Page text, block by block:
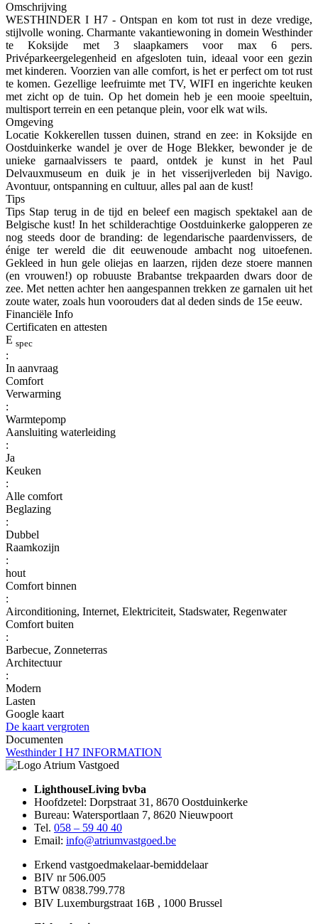
Omschrijving
WESTHINDER I H7 - Ontspan en kom tot rust in deze vredige,
stijlvolle woning. Charmante vakantiewoning in domein Westhinder
te Koksijde met 3 slaapkamers voor max 6 pers.
Privéparkeergelegenheid en afgesloten tuin, ideaal voor een gezin
met kinderen. Voorzien van alle comfort, is het er perfect om tot rust
te komen. Gezellige leefruimte met TV, WIFI en ingerichte keuken
met zicht op de tuin. Op het domein heb je een mooie speeltuin,
multisport terrein en een petanque plein, voor elk wat wils.
Omgeving
Locatie Kokkerellen tussen duinen, strand en zee: in Koksijde en
Oostduinkerke wandel je over de Hoge Blekker, bewonder je de
unieke garnaalvissers te paard, ontdek je kunst in het Paul
Delvauxmuseum en duik je in het visserijverleden bij Navigo.
Avontuur, ontspanning en cultuur, alles pal aan de kust!
Tips
Tips Stap terug in de tijd en beleef een magisch spektakel aan de
Belgische kust! In het schilderachtige Oostduinkerke galopperen ze
nog steeds door de branding: de legendarische paardenvissers, de
énige ter wereld die dit eeuwenoude ambacht nog uitoefenen.
Gekleed in hun gele oliejas en laarzen, rijden deze stoere mannen
(en vrouwen!) op robuuste Brabantse trekpaarden dwars door de
zee. Met netten achter hen aangespannen trekken ze garnalen uit het
zoute water, zoals hun voorouders dat al deden sinds de 15e eeuw.
Financiële Info
Certificaten en attesten
E spec
:
In aanvraag
Comfort
Verwarming
:
Warmtepomp
Aansluiting waterleiding
:
Ja
Keuken
:
Alle comfort
Beglazing
:
Dubbel
Raamkozijn
:
hout
Comfort binnen
:
Airconditioning, Internet, Elektriciteit, Stadswater, Regenwater
Comfort buiten
:
Barbecue, Zonneterras
Architectuur
:
Modern
Lasten
Google kaart
De kaart vergroten
Documenten
Westhinder I H7 INFORMATION
LighthouseLiving bvba
Hoofdzetel: Dorpstraat 31, 8670 Oostduinkerke
Bureau: Watersportlaan 7, 8620 Nieuwpoort
Tel. 058 – 59 40 40
Email: info@atriumvastgoed.be
Erkend vastgoedmakelaar-bemiddelaar
BIV nr 506.005
BTW 0838.799.778
BIV Luxemburgstraat 16B , 1000 Brussel